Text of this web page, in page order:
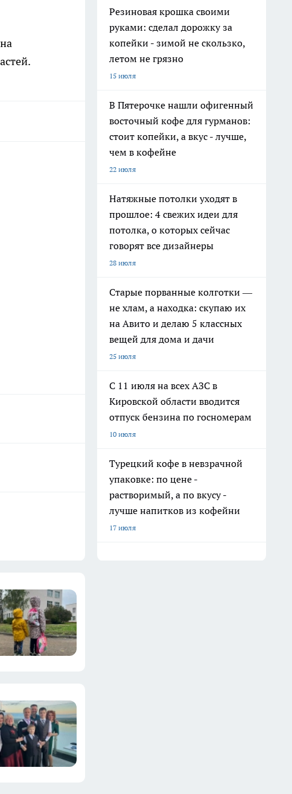
Резиновая крошка своими
руками: сделал дорожку за
копейки - зимой не скользко,
летом не грязно
15 июля
В Пятерочке нашли офигенный
восточный кофе для гурманов:
стоит копейки, а вкус - лучше,
чем в кофейне
22 июля
Натяжные потолки уходят в
прошлое: 4 свежих идеи для
потолка, о которых сейчас
говорят все дизайнеры
28 июля
Старые порванные колготки —
не хлам, а находка: скупаю их
на Авито и делаю 5 классных
вещей для дома и дачи
25 июля
С 11 июля на всех АЗС в
Кировской области вводится
отпуск бензина по госномерам
10 июля
Турецкий кофе в невзрачной
упаковке: по цене -
растворимый, а по вкусу -
лучше напитков из кофейни
17 июля